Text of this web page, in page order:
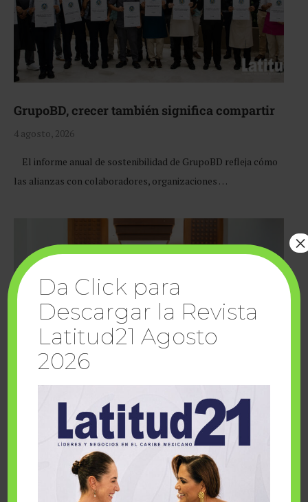
GrupoBD, crecer también significa compartir
4 agosto, 2026
El informe anual de sostenibilidad de GrupoBD refleja cómo
las alianzas con colaboradores, organizaciones …
Cuando la solidaridad inspira; cumplen
sueños Fairmont Mayakoba y Make-A-Wish
Da Click para
Descargar la Revista
Latitud21 Agosto
2026
×